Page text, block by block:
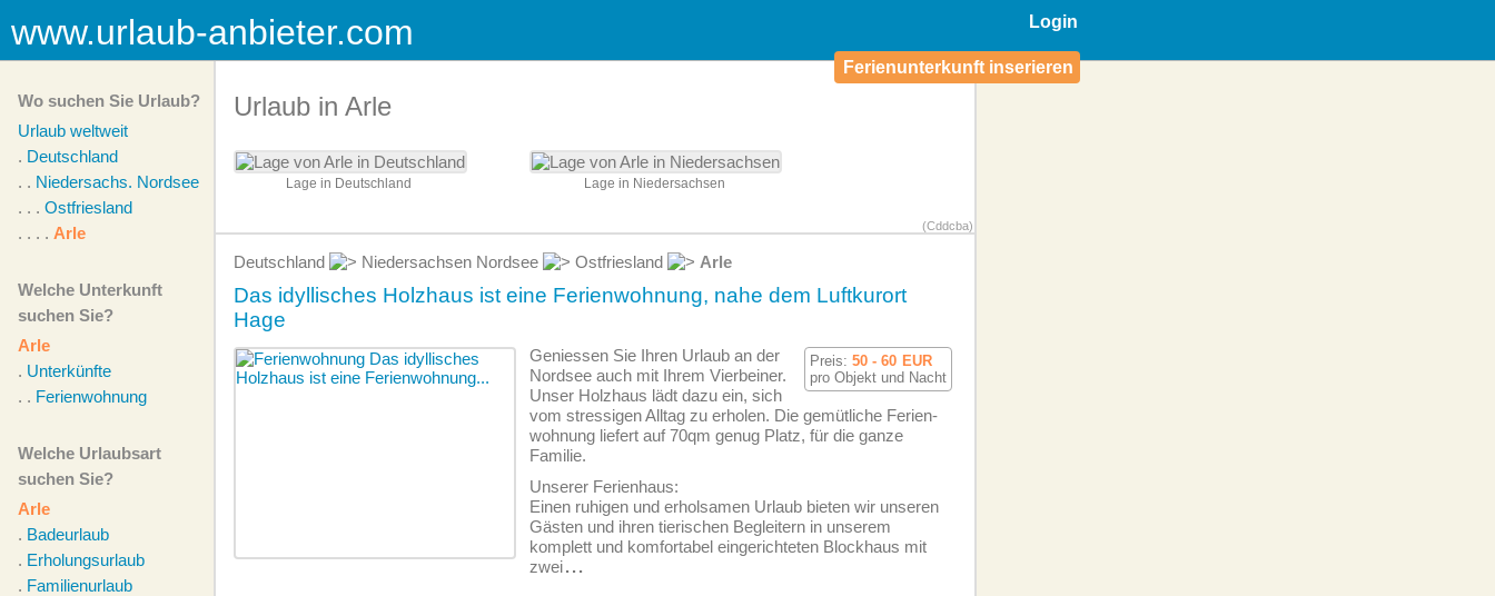
Login
Ferienunterkunft inserieren
www.urlaub-anbieter.com
Wo suchen Sie Urlaub?
Urlaub weltweit
. Deutschland
. . Niedersachs. Nordsee
. . . Ostfriesland
. . . . Arle
Welche Unterkunft
suchen Sie?
Arle
. Unterkünfte
. . Ferienwohnung
Welche Urlaubsart
suchen Sie?
Arle
. Badeurlaub
. Erholungsurlaub
. Familienurlaub
Urlaub in Arle
Lage in Deutschland Lage in Niedersachsen
(Cddcba)
Deutschland Niedersachsen Nordsee Ostfriesland Arle
Das idyllisches Holzhaus ist eine Ferienwohnung, nahe dem Luftkurort
Hage
Preis: 50 - 60 EUR
pro Objekt und Nacht
Geniessen Sie Ihren Urlaub an der
Nordsee auch mit Ihrem Vierbeiner.
Unser Holzhaus lädt dazu ein, sich
vom stressigen Alltag zu erholen. Die gemütliche Ferien­
wohnung liefert auf 70qm genug Platz, für die ganze
Familie.
Unserer Ferienhaus:
Einen ruhigen und erholsamen Urlaub bieten wir unseren
Gästen und ihren tierischen Begleitern in unserem
komplett und komfortabel eingerichteten Blockhaus mit
zwei...